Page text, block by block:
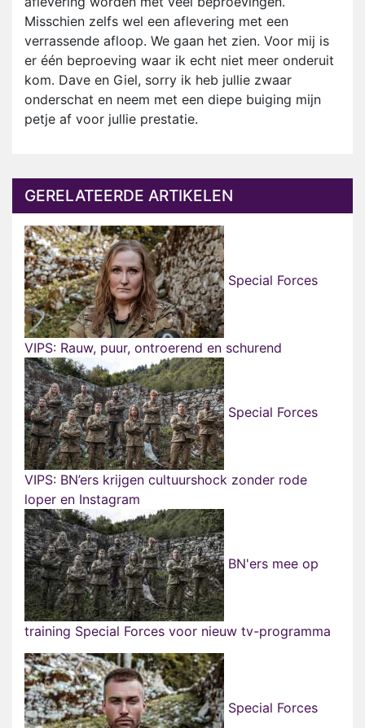
Misschien zelfs wel een aflevering met een
verrassende afloop. We gaan het zien. Voor mij is
er één beproeving waar ik echt niet meer onderuit
kom. Dave en Giel, sorry ik heb jullie zwaar
onderschat en neem met een diepe buiging mijn
petje af voor jullie prestatie.
GERELATEERDE ARTIKELEN
Special Forces
VIPS: Rauw, puur, ontroerend en schurend
Special Forces
VIPS: BN’ers krijgen cultuurshock zonder rode
loper en Instagram
BN'ers mee op
training Special Forces voor nieuw tv-programma
Special Forces